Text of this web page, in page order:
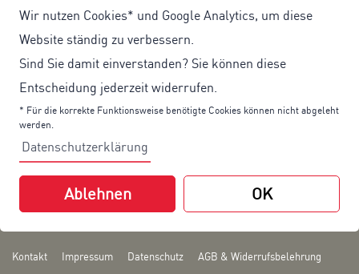
Wir nutzen Cookies* und Google Analytics, um diese
Website ständig zu verbessern.
Sind Sie damit einverstanden? Sie können diese
Entscheidung jederzeit widerrufen.
* Für die korrekte Funktionsweise benötigte Cookies können nicht abgeleht
werden.
Datenschutzerklärung
Ablehnen OK
Kostenloser Versand ab 50€ Bestellwert
Sicher Einkaufen: Rechnung, PayPal
Produktentwicklung von eigener Fachredaktion
Sonderaktionen & Preisvorteile
Aktuelle News zu unseren Shop-Angeboten
Mit unserem Newsletter UV-Report informieren wir Sie regelmäßig über
aktuelle Angebote und neue Produkte:
geht es zu unserem Newsletter.
Kontakt Impressum Datenschutz AGB & Widerrufsbelehrung